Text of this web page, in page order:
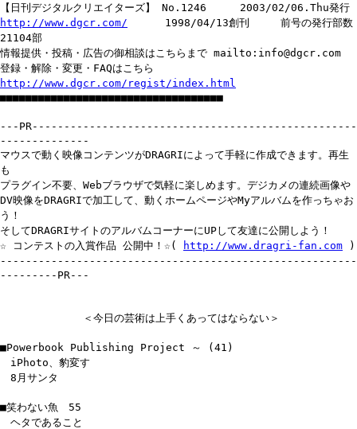
【日刊デジタルクリエイターズ】 No.1246 2003/02/06.Thu発行
http://www.dgcr.com/ 1998/04/13創刊 前号の発行部数
21104部
情報提供・投稿・広告の御相談はこちらまで mailto:info@dgcr.com
登録・解除・変更・FAQはこちら
http://www.dgcr.com/regist/index.html
■■■■■■■■■■■■■■■■■■■■■■■■■■■■■■■■■■■
---PR---------------------------------------------------
--------------
マウスで動く映像コンテンツがDRAGRIによって手軽に作成できます。再生
も
プラグイン不要、Webブラウザで気軽に楽しめます。デジカメの連続画像や
DV映像をDRAGRIで加工して、動くホームページやMyアルバムを作っちゃお
う！
そしてDRAGRIサイトのアルバムコーナーにUPして友達に公開しよう！
☆ コンテストの入賞作品 公開中！☆(
http://www.dragri-fan.com )
--------------------------------------------------------
---------PR---
＜今日の芸術は上手くあってはならない＞
■Powerbook Publishing Project ～ (41)
iPhoto、豹変す
8月サンタ
■笑わない魚 55
ヘタであること